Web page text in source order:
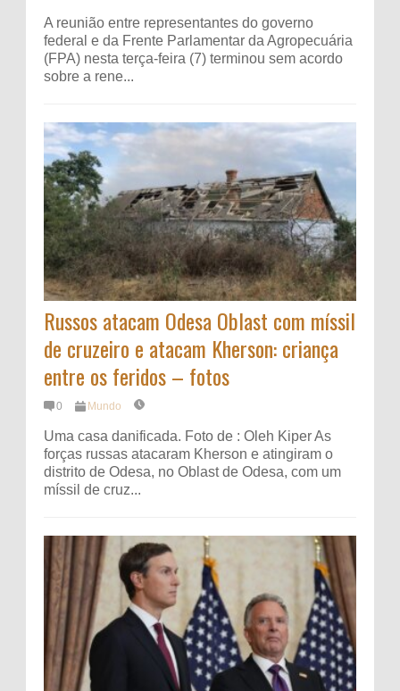
A reunião entre representantes do governo
federal e da Frente Parlamentar da Agropecuária
(FPA) nesta terça-feira (7) terminou sem acordo
sobre a rene...
Russos atacam Odesa Oblast com míssil
de cruzeiro e atacam Kherson: criança
entre os feridos – fotos
0 Mundo
Uma casa danificada. Foto de : Oleh Kiper As
forças russas atacaram Kherson e atingiram o
distrito de Odesa, no Oblast de Odesa, com um
míssil de cruz...